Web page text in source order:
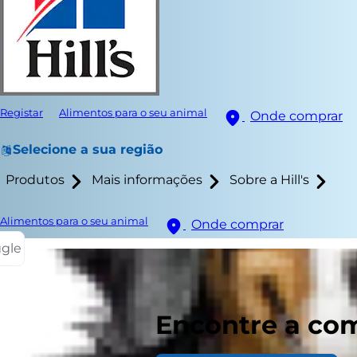
Registar Alimentos para o seu animal Onde comprar
Selecione a sua região
Produtos Mais informações Sobre a Hill's
Alimentos para o seu animal
Onde comprar
Encontre a
Durante a
mas o
afiadas a